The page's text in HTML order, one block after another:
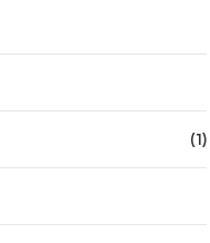
(1)